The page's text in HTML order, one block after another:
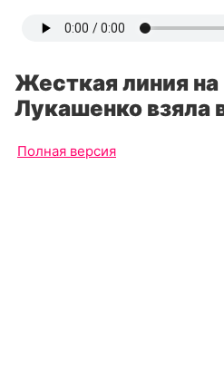
Жесткая линия на
Лукашенко взяла
Полная версия